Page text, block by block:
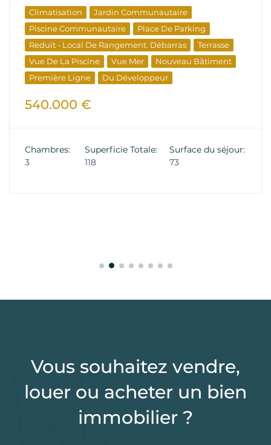
Climatisation
Jardin Communautaire
Piscine Communautaire
Place De Parking
Reduit - Local De Rangement. Débarras
Terrasse
Vue De La Piscine
Vue Mer
Nouveau Bâtiment
Première Ligne
Du Développeur
540.000 €
Chambres:
3
Superficie Totale:
118
Surface du séjour:
73
Vous souhaitez vendre,
louer ou acheter un bien
immobilier ?